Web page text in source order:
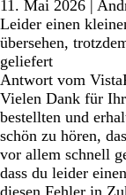
11. Mai 2026 |
Leider einen
übersehen,
geliefert
Antwort vom
Vielen Dank für
bestellten und
schön zu hören,
vor allem schnell
dass du leider
diesen Fehler in